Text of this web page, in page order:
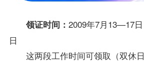
领证时间： 2009年7月13—17
日
这两段工作时间可领取（双休日